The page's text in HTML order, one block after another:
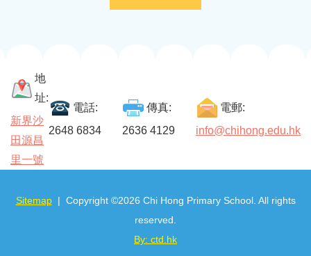
地
址:
新界沙
田源昌
里一號
電話:
2648 6834
傳真:
2636 4129
電郵:
info@chihong.edu.hk
Sitemap| Copyright ©2026 Chi Hong Primary School. All rights
reserved.
By: ctd.hk